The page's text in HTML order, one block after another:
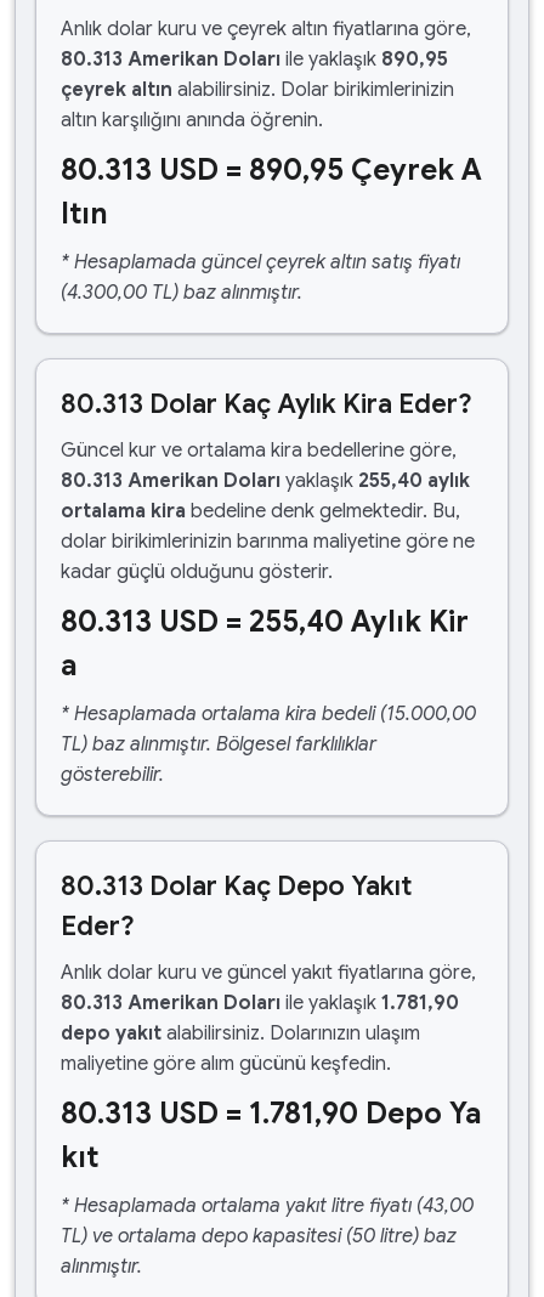
Anlık dolar kuru ve çeyrek altın fiyatlarına göre,
80.313 Amerikan Doları ile yaklaşık 890,95
çeyrek altın alabilirsiniz. Dolar birikimlerinizin
altın karşılığını anında öğrenin.
80.313 USD = 890,95 Çeyrek A
ltın
* Hesaplamada güncel çeyrek altın satış fiyatı
(4.300,00 TL) baz alınmıştır.
80.313 Dolar Kaç Aylık Kira Eder?
Güncel kur ve ortalama kira bedellerine göre,
80.313 Amerikan Doları yaklaşık 255,40 aylık
ortalama kira bedeline denk gelmektedir. Bu,
dolar birikimlerinizin barınma maliyetine göre ne
kadar güçlü olduğunu gösterir.
80.313 USD = 255,40 Aylık Kir
a
* Hesaplamada ortalama kira bedeli (15.000,00
TL) baz alınmıştır. Bölgesel farklılıklar
gösterebilir.
80.313 Dolar Kaç Depo Yakıt
Eder?
Anlık dolar kuru ve güncel yakıt fiyatlarına göre,
80.313 Amerikan Doları ile yaklaşık 1.781,90
depo yakıt alabilirsiniz. Dolarınızın ulaşım
maliyetine göre alım gücünü keşfedin.
80.313 USD = 1.781,90 Depo Ya
kıt
* Hesaplamada ortalama yakıt litre fiyatı (43,00
TL) ve ortalama depo kapasitesi (50 litre) baz
alınmıştır.